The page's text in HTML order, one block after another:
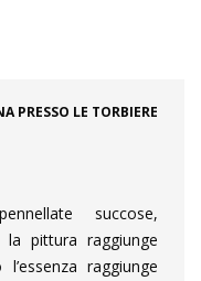
PRESSO LE TORBIERE
succose,
pittura raggiunge
raggiunge